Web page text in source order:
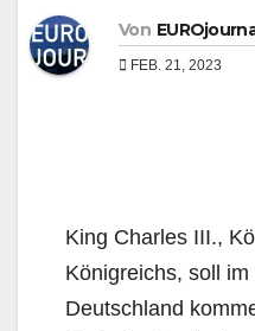
Von
FEB. 21, 2023
King Charles III.,
Königreichs, soll
Deutschland